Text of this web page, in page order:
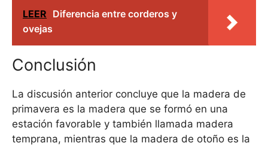
LEER Diferencia entre corderos y
ovejas
Conclusión
La discusión anterior concluye que la madera de
primavera es la madera que se formó en una
estación favorable y también llamada madera
temprana, mientras que la madera de otoño es la